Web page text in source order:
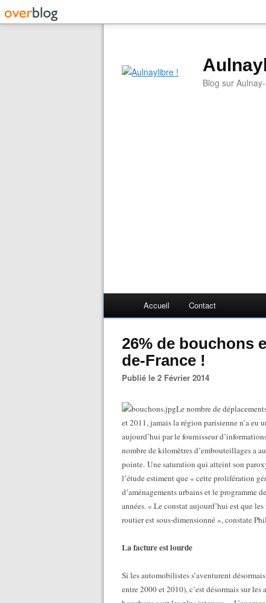
Blog sur
Accueil Contact
26% de bouchons
de-France !
Publié le 2 Février 2014
Le nombre de
et 2011, jamais la région parisienne n’a eu
aujourd’hui par le fournisseur
nombre de kilomètres d’embouteillages a
pointe. Une saturation qui atteint son
l’étude estiment que « cette prolifération
d’aménagements urbains et le programme
années. « Le constat aujourd’hui est que
routier est sous-dimensionné », constate
La facture est lourde
Si les automobilistes s’aventurent
entre 2000 et 2010), c’est désormais sur